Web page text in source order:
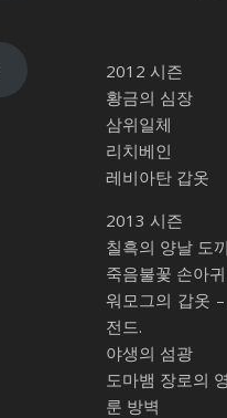
2012 시즌
황금의 심장
삼위일체
리치베인
레비아탄 갑옷
2013 시즌
칠흑의 양날 도끼
죽음불꽃 손아귀
워모그의 갑옷
전드.
야생의 섬광
도마뱀 장로의
룬 방벽